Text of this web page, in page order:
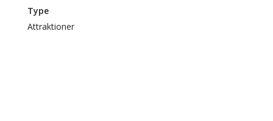
Type
Attraktioner